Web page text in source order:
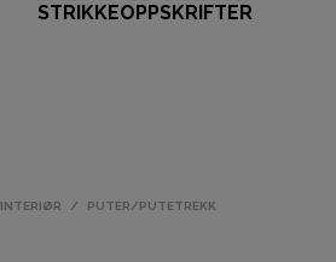
STRIKKEOPPSKRIFTER
INTERIØR / PUTER/PUTETREKK